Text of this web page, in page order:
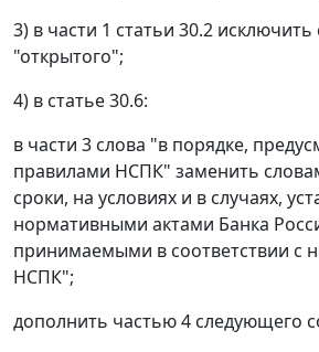
3) в части 1 статьи 30.2 исключить
"открытого";
4) в статье 30.6:
в части 3 слова "в порядке,
правилами НСПК" заменить
сроки, на условиях и в случаях,
нормативными актами Банка
принимаемыми в соответствии с
НСПК";
дополнить частью 4 следующего